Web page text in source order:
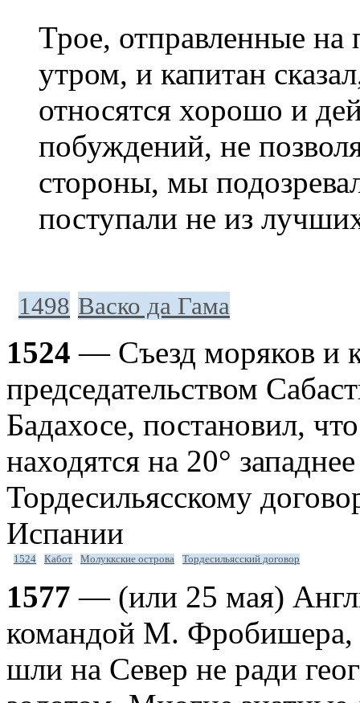
Трое, отправленные на
утром, и капитан
относятся хорошо и
побуждений, не
стороны, мы
поступали не из
1498 Васко да Гама
1524 — Съезд моряков и
председательством
Бадахосе, постановил,
находятся на 20°
Тордесильясскому
Испании
1524 Кабот Молуккские острова Тордесильясский договор
1577 — (или 25 мая)
командой М. Фробишера,
шли на Север не ради